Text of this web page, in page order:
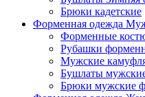
Брюки кадетские
Форменная одежда
Форменные
Рубашки
Мужские
Бушлаты
Брюки мужские